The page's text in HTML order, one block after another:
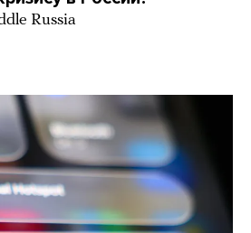
Russia